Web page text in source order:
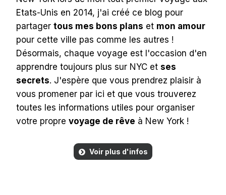
Etats-Unis en 2014, j'ai créé ce blog pour
partager tous mes bons plans et mon amour
pour cette ville pas comme les autres !
Désormais, chaque voyage est l'occasion d'en
apprendre toujours plus sur NYC et ses
secrets. J'espère que vous prendrez plaisir à
vous promener par ici et que vous trouverez
toutes les informations utiles pour organiser
votre propre voyage de rêve à New York !
Voir plus d'infos